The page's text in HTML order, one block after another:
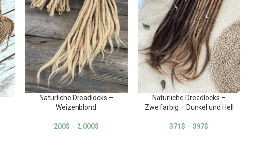
Natürliche Dreadlocks –
Weizenblond
200$ – 2.000$
Natürliche Dreadlocks –
Zweifarbig – Dunkel und Hell
371$ –397$